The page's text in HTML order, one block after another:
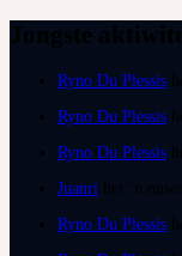
Ryno Du Plessis
Ryno Du Plessis
Ryno Du Plessis
Juanri
Ryno Du Plessis